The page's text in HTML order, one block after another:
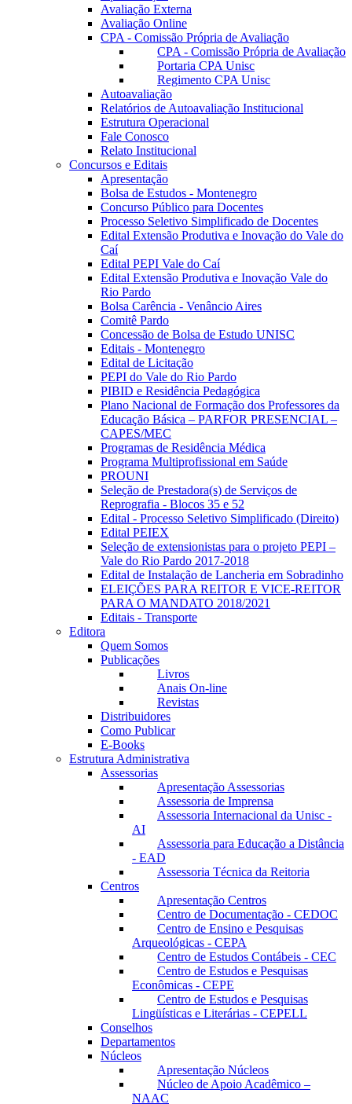
Avaliação Externa
Avaliação Online
CPA - Comissão Própria de Avaliação
CPA - Comissão Própria de Avaliação
Portaria CPA Unisc
Regimento CPA Unisc
Autoavaliação
Relatórios de Autoavaliação Institucional
Estrutura Operacional
Fale Conosco
Relato Institucional
Concursos e Editais
Apresentação
Bolsa de Estudos - Montenegro
Concurso Público para Docentes
Processo Seletivo Simplificado de Docentes
Edital Extensão Produtiva e Inovação do Vale do
Caí
Edital PEPI Vale do Caí
Edital Extensão Produtiva e Inovação Vale do
Rio Pardo
Bolsa Carência - Venâncio Aires
Comitê Pardo
Concessão de Bolsa de Estudo UNISC
Editais - Montenegro
Edital de Licitação
PEPI do Vale do Rio Pardo
PIBID e Residência Pedagógica
Plano Nacional de Formação dos Professores da
Educação Básica – PARFOR PRESENCIAL –
CAPES/MEC
Programas de Residência Médica
Programa Multiprofissional em Saúde
PROUNI
Seleção de Prestadora(s) de Serviços de
Reprografia - Blocos 35 e 52
Edital - Processo Seletivo Simplificado (Direito)
Edital PEIEX
Seleção de extensionistas para o projeto PEPI –
Vale do Rio Pardo 2017-2018
Edital de Instalação de Lancheria em Sobradinho
ELEIÇÕES PARA REITOR E VICE-REITOR
PARA O MANDATO 2018/2021
Editais - Transporte
Editora
Quem Somos
Publicações
Livros
Anais On-line
Revistas
Distribuidores
Como Publicar
E-Books
Estrutura Administrativa
Assessorias
Apresentação Assessorias
Assessoria de Imprensa
Assessoria Internacional da Unisc -
AI
Assessoria para Educação a Distância
- EAD
Assessoria Técnica da Reitoria
Centros
Apresentação Centros
Centro de Documentação - CEDOC
Centro de Ensino e Pesquisas
Arqueológicas - CEPA
Centro de Estudos Contábeis - CEC
Centro de Estudos e Pesquisas
Econômicas - CEPE
Centro de Estudos e Pesquisas
Lingüísticas e Literárias - CEPELL
Conselhos
Departamentos
Núcleos
Apresentação Núcleos
Núcleo de Apoio Acadêmico –
NAAC